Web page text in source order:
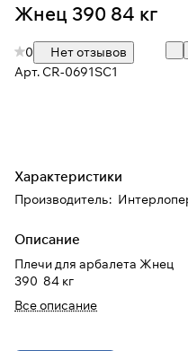
Жнец 390 84 кг
0
Нет отзывов
Арт. CR-0691SC1
Характеристики
Производитель:
Описание
Плечи для арбалета Жнец
390 84 кг
Все описание
Разбейте
оплату на
Добавляйте